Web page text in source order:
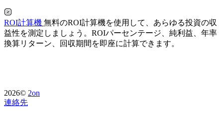
ROI計算機 無料のROI計算機を使用して、あらゆる投資の収
益性を測定しましょう。ROIパーセンテージ、純利益、年率
換算リターン、回収期間を即座に計算できます。
2026© 2on
連絡先